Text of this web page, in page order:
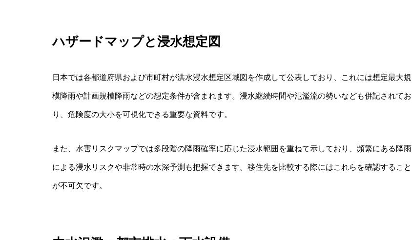
ハザードマップと浸水想定図
日本では各都道府県および市町村が洪水浸水想定区域図を作成して公表しており、これには想定最大規
模降雨や計画規模降雨などの想定条件が含まれます。浸水継続時間や氾濫流の勢いなども併記されてお
り、危険度の大小を可視化できる重要な資料です。
また、水害リスクマップでは多段階の降雨確率に応じた浸水範囲を重ねて示しており、頻繁にある降雨
による浸水リスクや非常時の水深予測も把握できます。移住先を比較する際にはこれらを確認すること
が不可欠です。